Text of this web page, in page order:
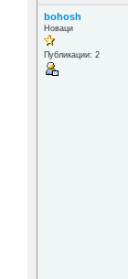
bohosh
Новаци
Публикации: 2